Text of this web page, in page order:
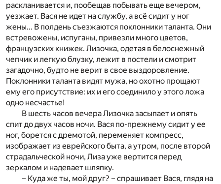
раскланивается и, пообещав побывать еще вечером,
уезжает. Вася не идет на службу, а всё сидит у ног
жены… В полдень съезжаются поклонники таланта. Они
встревожены, испуганы, привезли много цветов,
французских книжек. Лизочка, одетая в белоснежный
чепчик и легкую блузку, лежит в постели и смотрит
загадочно, будто не верит в свое выздоровление.
Поклонники таланта видят мужа, но охотно прощают
ему его присутствие: их и его соединило у этого ложа
одно несчастье!
В шесть часов вечера Лизочка засыпает и опять
спит до двух часов ночи. Вася по-прежнему сидит у ее
ног, борется с дремотой, переменяет компресс,
изображает из еврейского быта, а утром, после второй
страдальческой ночи, Лиза уже вертится перед
зеркалом и надевает шляпку.
– Куда же ты, мой друг? – спрашивает Вася, глядя на